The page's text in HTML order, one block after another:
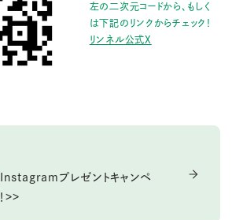
左の二次元コードから、もしく
は下記のリンクからチェック！
リンネル公式X
Instagramプレゼントキャンペ
>>